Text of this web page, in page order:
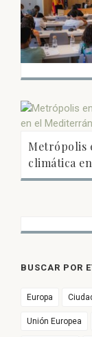
Metrópolis
climática
BUSCAR POR
Europa
Unión Europea